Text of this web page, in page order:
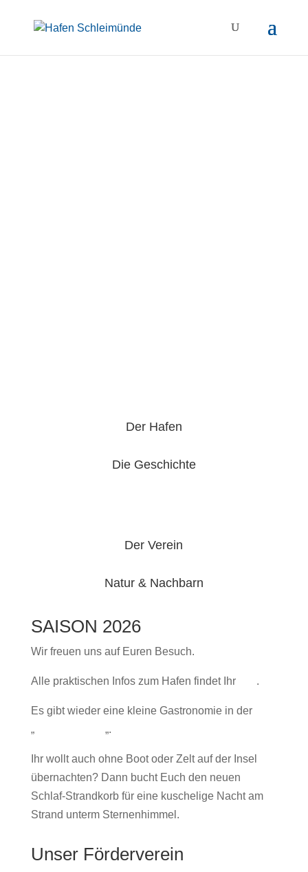
Der Hafen
Die Geschichte
Der Verein
Natur & Nachbarn
SAISON 2026
Wir freuen uns auf Euren Besuch.
Alle praktischen Infos zum Hafen findet Ihr .
Es gibt wieder eine kleine Gastronomie in der
„lütten Giftbude „.
Ihr wollt auch ohne Boot oder Zelt auf der Insel
übernachten? Dann bucht Euch den neuen
Schlaf-Strandkorb für eine kuschelige Nacht am
Strand unterm Sternenhimmel.
Unser Förderverein